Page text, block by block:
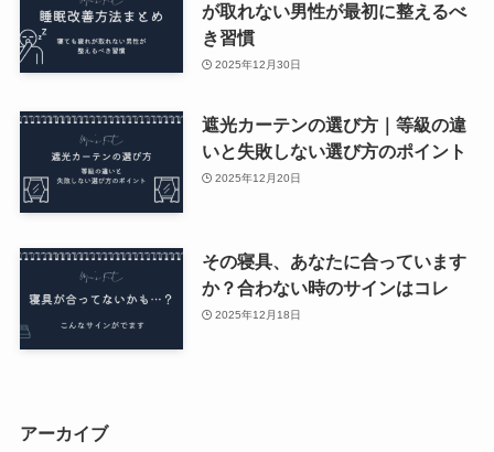
が取れない男性が最初に整えるべ
き習慣
2025年12月30日
遮光カーテンの選び方｜等級の違
いと失敗しない選び方のポイント
2025年12月20日
その寝具、あなたに合っています
か？合わない時のサインはコレ
2025年12月18日
アーカイブ